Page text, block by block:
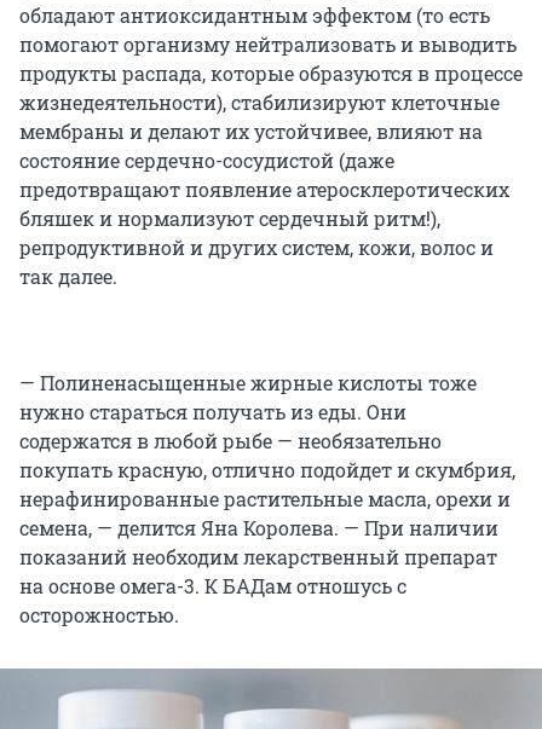
обладают антиоксидантным эффектом (то есть
помогают организму нейтрализовать и выводить
продукты распада, которые образуются в процессе
жизнедеятельности), стабилизируют клеточные
мембраны и делают их устойчивее, влияют на
состояние сердечно-сосудистой (даже
предотвращают появление атеросклеротических
бляшек и нормализуют сердечный ритм!),
репродуктивной и других систем, кожи, волос и
так далее.
— Полиненасыщенные жирные кислоты тоже
нужно стараться получать из еды. Они
содержатся в любой рыбе — необязательно
покупать красную, отлично подойдет и скумбрия,
нерафинированные растительные масла, орехи и
семена, — делится Яна Королева. — При наличии
показаний необходим лекарственный препарат
на основе омега-3. К БАДам отношусь с
осторожностью.